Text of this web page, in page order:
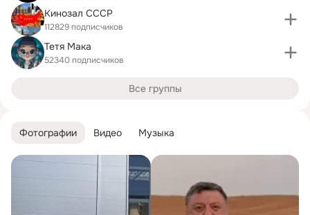
Фотографии Видео Музыка
Кинозал СССР
112829 подписчиков
Тетя Мака
52340 подписчиков
Все группы